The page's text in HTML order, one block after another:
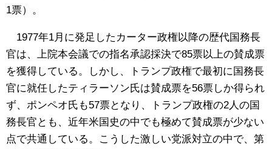
1票）。
1977年1月に発足したカーター政権以降の歴代国務長
官は、上院本会議での指名承認採決で85票以上の賛成票
を獲得している。しかし、トランプ政権で最初に国務長
官に就任したティラーソン氏は賛成票を56票しか得られ
ず、ポンペオ氏も57票となり、トランプ政権の2人の国
務長官とも、近年米国史の中でも極めて賛成票が少ない
点で共通している。こうした激しい党派対立の中で、第